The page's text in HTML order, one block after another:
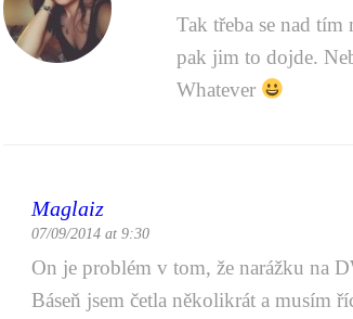
Tak třeba se nad tím
pak jim to dojde.
Whatever
Maglaiz
07/09/2014 at 9:30
On je problém v tom, že narážku na
Báseň jsem četla několikrát a musím